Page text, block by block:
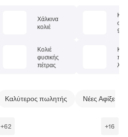
Χάλκινα
κολιέ
Κολιέ
φυσικής
πέτρας
925
Καλύτερος πωλητής Νέες Αφίξεις
+62 +16